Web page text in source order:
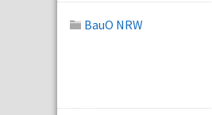
BauO NRW